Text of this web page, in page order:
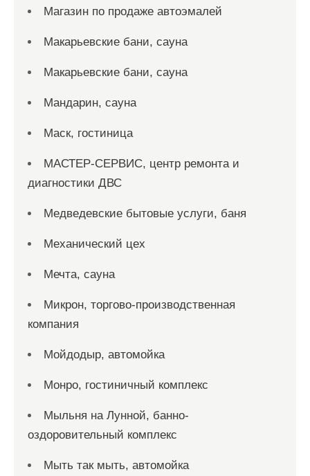
Магазин по продаже автоэмалей
Макарьевские бани, сауна
Макарьевские бани, сауна
Мандарин, сауна
Маск, гостиница
МАСТЕР-СЕРВИС, центр ремонта и
диагностики ДВС
Медведевские бытовые услуги, баня
Механический цех
Мечта, сауна
Микрон, торгово-производственная
компания
Мойдодыр, автомойка
Монро, гостиничный комплекс
Мыльня на Лунной, банно-
оздоровительный комплекс
Мыть так мыть, автомойка